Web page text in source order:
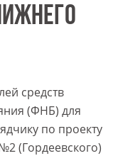
средств
(ФНБ) для
по проекту
(Гордеевского)